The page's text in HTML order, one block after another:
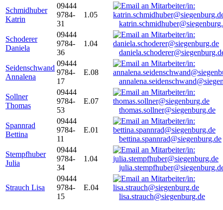
Schmidhuber
Katrin
09444
9784-
31
1.05
Schoderer
Daniela
09444
9784-
36
1.04
Seidenschwand
Annalena
09444
9784-
17
E.08
Sollner
Thomas
09444
9784-
53
E.07
thomas.sollner@siegenburg.de
Spannrad
Bettina
09444
9784-
11
E.01
bettina.spannrad@siegenburg.de
Stempfhuber
Julia
09444
9784-
34
1.04
Strauch Lisa
09444
9784-
15
E.04
lisa.strauch@siegenburg.de